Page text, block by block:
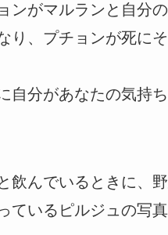
ンがマルランと自分
り、プチョンが死に
自分があなたの気持
飲んでいるときに、
ているピルジュの写